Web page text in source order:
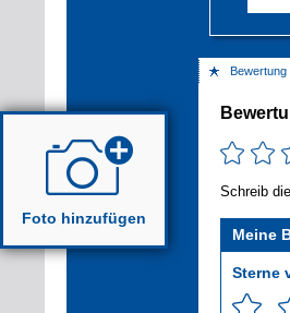
Bewertung
Schreib
Meine
Sterne
Foto hinzufügen